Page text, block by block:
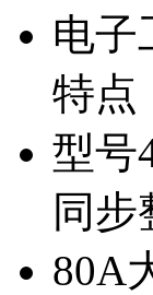
电子
特点
型号
同步
80A